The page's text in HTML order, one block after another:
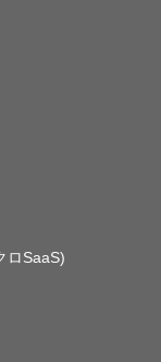
ロSaaS)